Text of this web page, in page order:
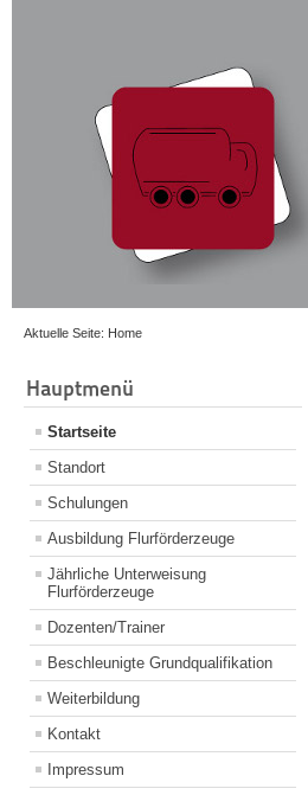
Aktuelle Seite: Home
Hauptmenü
Startseite
Standort
Schulungen
Ausbildung Flurförderzeuge
Jährliche Unterweisung
Flurförderzeuge
Dozenten/Trainer
Beschleunigte Grundqualifikation
Weiterbildung
Kontakt
Impressum